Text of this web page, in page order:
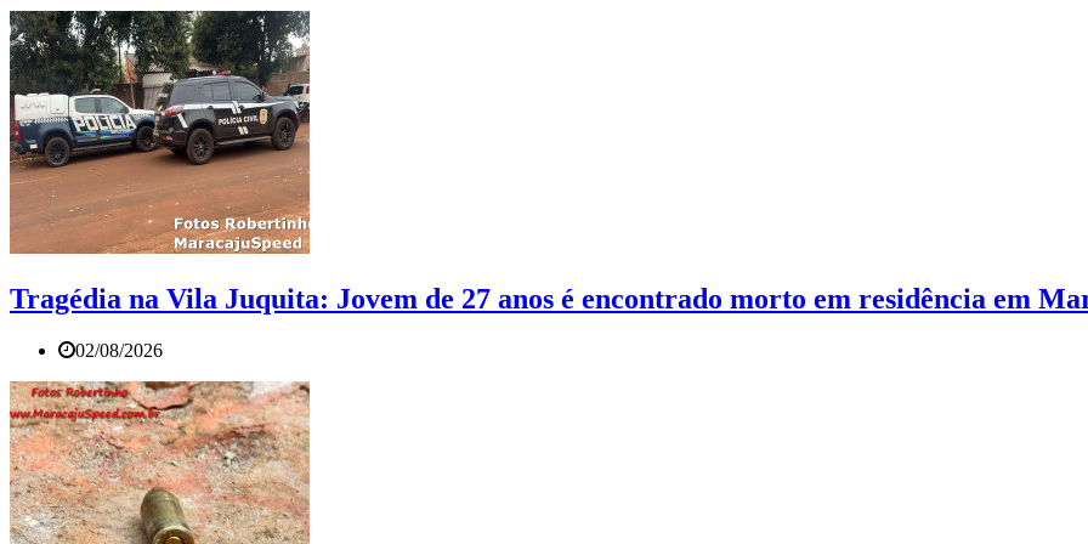
Tragédia na Vila Juquita: Jovem de 27 anos é encontrado morto em residência em
02/08/2026